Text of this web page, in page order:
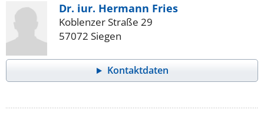
Dr. iur. Hermann Fries
Koblenzer Straße 29
57072 Siegen
Kontaktdaten